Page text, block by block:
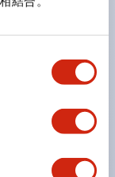
燈泡呈現多種
燈狀態，以及點
緊急狀況下，